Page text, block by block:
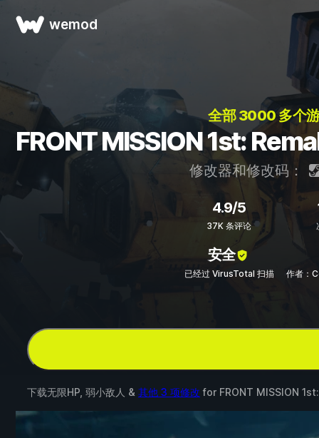
wemod
全部 3000 多个
FRONT MISSION 1st:
修改器和修改码：
4.9/5
37K 条评论
安全
已经过 VirusTotal 扫描 作者：
下载无限HP, 弱小敌人 & 其他 3 项修改 for FRONT MISSION